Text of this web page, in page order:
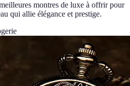
montres de luxe à offrir pour
qui allie élégance et prestige.